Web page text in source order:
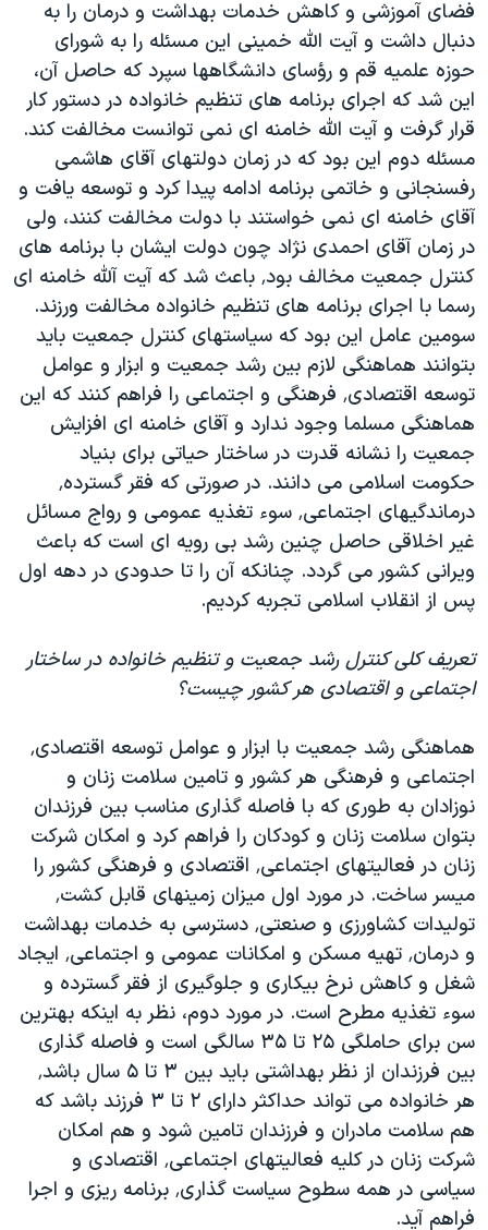
فضای آموزشی و کاهش خدمات بهداشت و درمان را به
دنبال داشت و آیت الله خمینی این مسئله را به شورای
حوزه علمیه قم و رؤسای دانشگاهها سپرد که حاصل آن،
این شد که اجرای برنامه های تنظیم خانواده در دستور کار
قرار گرفت و آیت الله خامنه ای نمی توانست مخالفت کند.
مسئله دوم این بود که در زمان دولتهای آقای هاشمی
رفسنجانی و خاتمی برنامه ادامه پیدا کرد و توسعه یافت و
آقای خامنه ای نمی خواستند با دولت مخالفت کنند، ولی
در زمان آقای احمدی نژاد چون دولت ایشان با برنامه های
کنترل جمعیت مخالف بود٬ باعث شد که آیت آلله خامنه ای
رسما با اجرای برنامه های تنظیم خانواده مخالفت ورزند.
سومین عامل این بود که سیاستهای کنترل جمعیت باید
بتوانند هماهنگی لازم بین رشد جمعیت و ابزار و عوامل
توسعه اقتصادی٬ فرهنگی و اجتماعی را فراهم کنند که این
هماهنگی مسلما وجود ندارد و آقای خامنه ای افزایش
جمعیت را نشانه قدرت در ساختار حیاتی برای بنیاد
حکومت اسلامی می دانند. در صورتی که فقر گسترده٬
درماندگیهای اجتماعی٬ سوء تغذیه عمومی و رواج مسائل
غیر اخلاقی حاصل چنین رشد بی رویه ای است که باعث
ویرانی کشور می گردد. چنانکه آن را تا حدودی در دهه اول
پس از انقلاب اسلامی تجربه کردیم.
تعریف کلی کنترل رشد جمعیت و تنظیم خانواده در ساختار
اجتماعی و اقتصادی هر کشور چیست؟
هماهنگی رشد جمعیت با ابزار و عوامل توسعه اقتصادی٬
اجتماعی و فرهنگی هر کشور و تامین سلامت زنان و
نوزادان به طوری که با فاصله گذاری مناسب بین فرزندان
بتوان سلامت زنان و کودکان را فراهم کرد و امکان شرکت
زنان در فعالیتهای اجتماعی٬ اقتصادی و فرهنگی کشور را
میسر ساخت. در مورد اول میزان زمینهای قابل کشت٬
تولیدات کشاورزی و صنعتی٬ دسترسی به خدمات بهداشت
و درمان٬ تهیه مسکن و امکانات عمومی و اجتماعی٬ ایجاد
شغل و کاهش نرخ بیکاری و جلوگیری از فقر گسترده و
سوء تغذیه مطرح است. در مورد دوم، نظر به اینکه بهترین
سن برای حاملگی ۲۵ تا ۳۵ سالگی است و فاصله گذاری
بین فرزندان از نظر بهداشتی باید بین ۳ تا ۵ سال باشد٬
هر خانواده می تواند حداکثر دارای ۲ تا ۳ فرزند باشد که
هم سلامت مادران و فرزندان تامین شود و هم امکان
شرکت زنان در کلیه فعالیتهای اجتماعی٬ اقتصادی و
سیاسی در همه سطوح سیاست گذاری٬ برنامه ریزی و اجرا
فراهم آید.